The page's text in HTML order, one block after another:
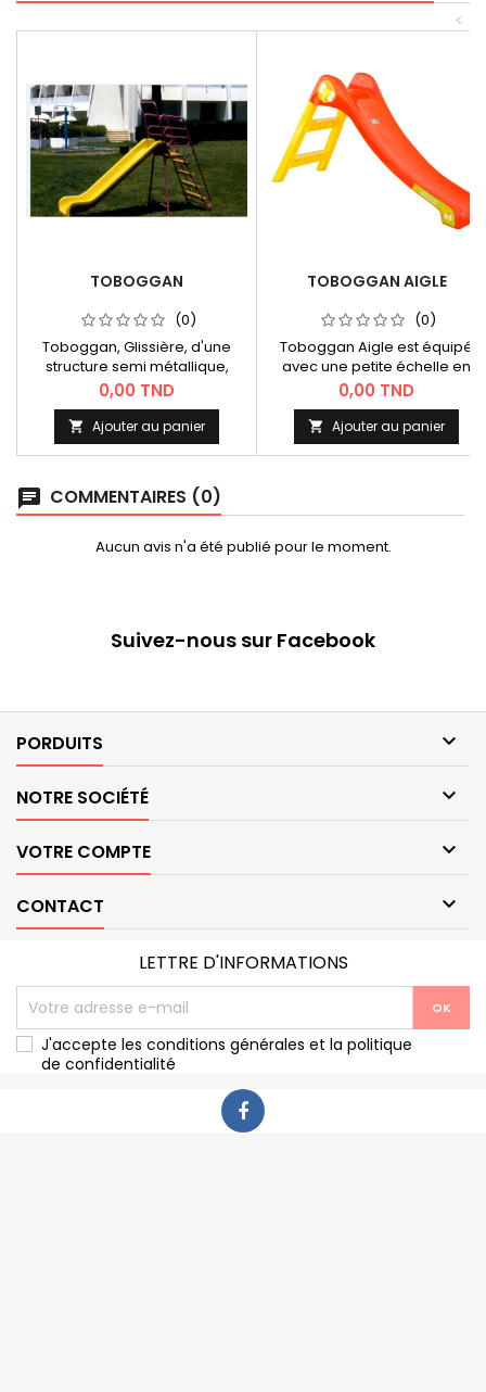
<
TOBOGGAN
(0)
Toboggan, Glissière, d'une
structure semi métallique,
185cm de longueur, jeu pour un
jardin extérieure.
Prix
0,00 TND
 Ajouter au panier
TOBOGGAN AIGLE
(0)
Toboggan Aigle est équipé
avec une petite échelle en
plastique rigide, se compose
de 2 marches, ces marches
sont stables, très solides et
antidérapantes, de quoi
Prix
0,00 TND
 Ajouter au panier
chat COMMENTAIRES (0)
Aucun avis n'a été publié pour le moment.
Suivez-nous sur Facebook
PORDUITS 
NOTRE SOCIÉTÉ 
VOTRE COMPTE 
CONTACT 
LETTRE D'INFORMATIONS
J'accepte les conditions générales et la politique
de confidentialité